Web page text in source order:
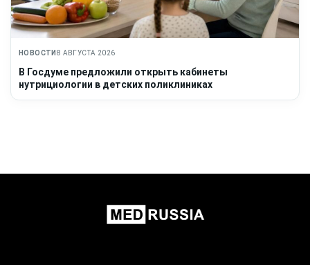
НОВОСТИ 8 АВГУСТА 2026
В Госдуме предложили открыть кабинеты
нутрициологии в детских поликлиниках